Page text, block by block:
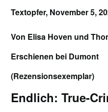
Textopfer, November 5,
Von Elisa Hoven und
Erschienen bei Dumont
(Rezensionsexemplar)
Endlich: True-